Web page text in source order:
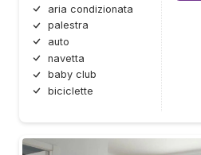
aria condizionata
palestra
auto
navetta
baby club
biciclette